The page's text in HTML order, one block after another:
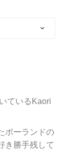
ているKaori
ポーランドの
き勝手残して